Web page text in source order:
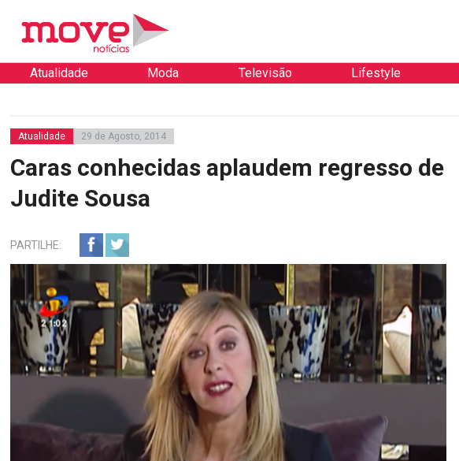
Atualidade Moda Televisão Lifestyle
Atualidade 29 de Agosto, 2014
Caras conhecidas aplaudem regresso de
Judite Sousa
PARTILHE: